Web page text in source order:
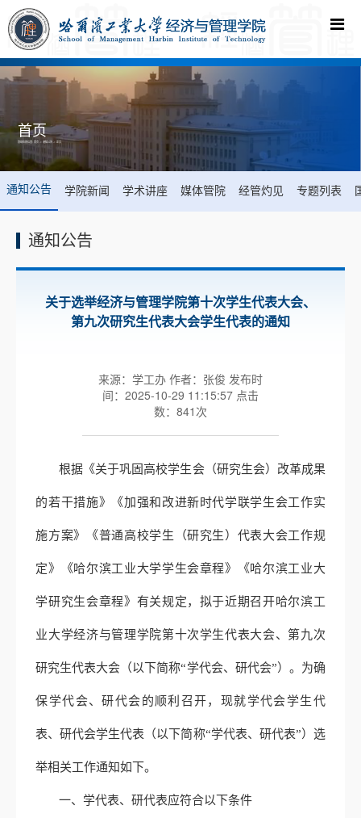
首页
您现在的位置:首页 ->通知公告 -> 正文
通知公告 学院新闻 学术讲座 媒体管院 经管灼见 专题列表
通知公告
关于选举经济与管理学院第十次学生代表大会、
第九次研究生代表大会学生代表的通知
来源：学工办 作者：张俊 发布时
间：2025-10-29 11:15:57 点击
数： 841 次
根据《关于巩固高校学生会（研究生会）改革成果
的若干措施》《加强和改进新时代学联学生会工作实
施方案》《普通高校学生（研究生）代表大会工作规
定》《哈尔滨工业大学学生会章程》《哈尔滨工业大
学研究生会章程》有关规定，拟于近期召开哈尔滨工
业大学经济与管理学院第十次学生代表大会、第九次
研究生代表大会（以下简称“学代会、研代会”）。为确
保学代会、研代会的顺利召开，现就学代会学生代
表、研代会学生代表（以下简称“学代表、研代表”）选
举相关工作通知如下。
一、学代表、研代表应符合以下条件